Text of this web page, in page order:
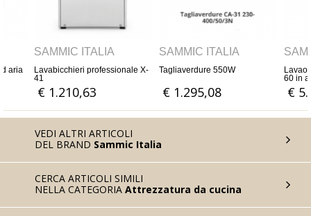
X-
SAMMIC ITALIA
Tagliaverdure 550W
€ 1.295,08
SAMMIC ITALIA
Lavaoggetti Professionale
60 in acciaio inox - Cesto da
600 x 630 mm
€ 5.106,39
VEDI ALTRI ARTICOLI
DEL BRAND Sammic Italia
CERCA ARTICOLI SIMILI
NELLA CATEGORIA Attrezzatura da cucina